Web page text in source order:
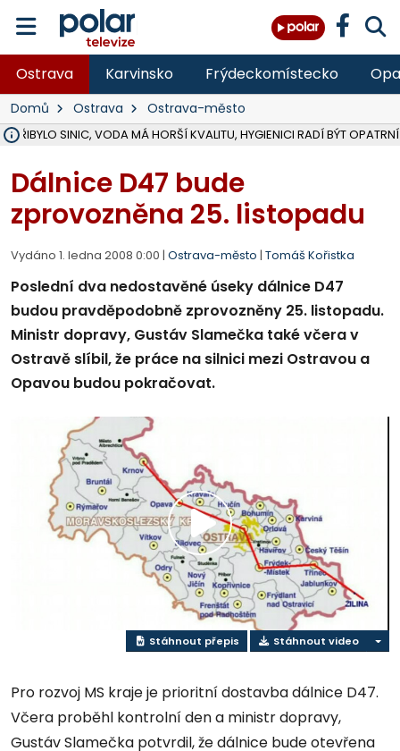
Ostrava Karvinsko Frýdeckomístecko
Domů Ostrava Ostrava-město
PŘIBYLO SINIC, VODA MÁ HORŠÍ KVALITU, HYGIENICI RADÍ BÝT OPATRNÍ
Dálnice D47 bude
zprovozněna 25. listopadu
Vydáno 1. ledna 2008 0:00 | Ostrava-město | Tomáš Kořistka
Poslední dva nedostavěné úseky dálnice D47
budou pravděpodobně zprovozněny 25. listopadu.
Ministr dopravy, Gustáv Slamečka také včera v
Ostravě slíbil, že práce na silnici mezi Ostravou a
Opavou budou pokračovat.
Přehrát
video
Stáhnout přepis Stáhnout video
Pro rozvoj MS kraje je prioritní dostavba dálnice D47.
Včera proběhl kontrolní den a ministr dopravy,
Gustáv Slamečka potvrdil, že dálnice bude otevřena